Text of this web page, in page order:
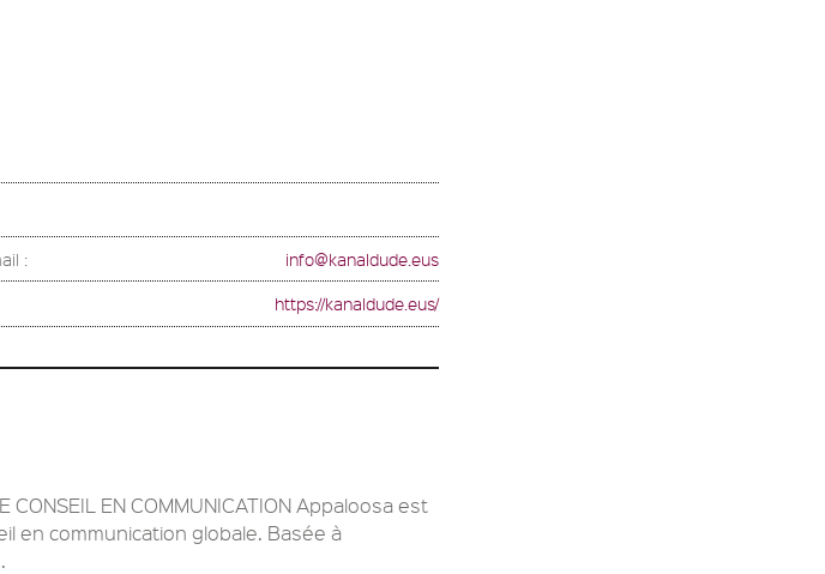
: info@kanaldude.eus
https://kanaldude.eus/
CONSEIL EN COMMUNICATION Appaloosa est
en communication globale. Basée à